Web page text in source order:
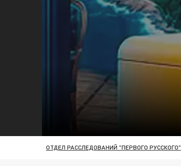
ОТДЕЛ РАССЛЕДОВАНИЙ "ПЕРВОГО РУССКОГО"